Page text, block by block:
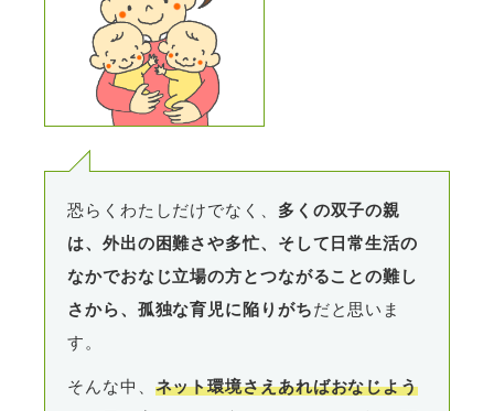
恐らくわたしだけでなく、 多くの双子の親
は、外出の困難さや多忙、そして日常生活の
なかでおなじ立場の方とつながることの難し
さから、孤独な育児に陥りがちだと思いま
す。
そんな中、 ネット環境さえあればおなじよう